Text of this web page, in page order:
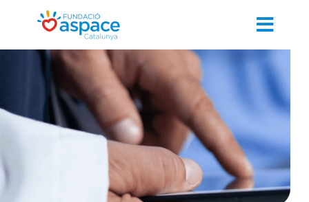
Cerca
Inici